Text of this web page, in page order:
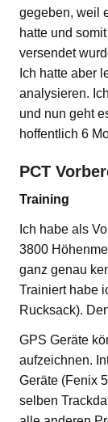
gegeben, weil
hatte und
versendet
Ich hatte aber
analysieren.
und nun geht
hoffentlich 6
PCT
Training
Ich habe als
3800
ganz genau
Trainiert habe
Rucksack).
GPS Geräte
aufzeichnen.
Geräte (Fenix
selben